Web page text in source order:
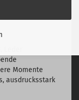
Momente
ausdrucksstark